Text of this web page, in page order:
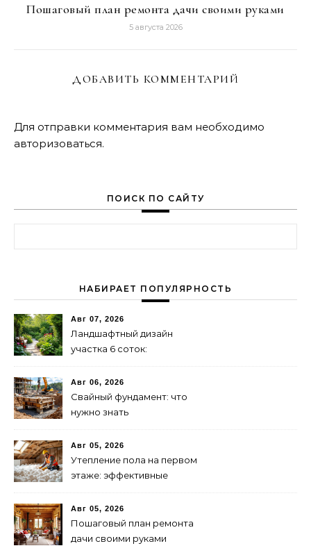
Пошаговый план ремонта дачи своими руками
5 августа 2026
ДОБАВИТЬ КОММЕНТАРИЙ
Для отправки комментария вам необходимо
авторизоваться.
ПОИСК ПО САЙТУ
НАБИРАЕТ ПОПУЛЯРНОСТЬ
Авг 07, 2026
Ландшафтный дизайн
участка 6 соток:
Авг 06, 2026
Свайный фундамент: что
нужно знать
Авг 05, 2026
Утепление пола на первом
этаже: эффективные
Авг 05, 2026
Пошаговый план ремонта
дачи своими руками